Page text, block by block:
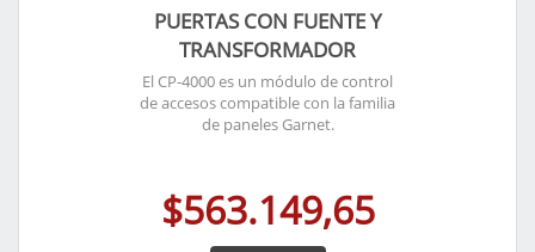
PUERTAS CON FUENTE Y
TRANSFORMADOR
El CP-4000 es un módulo de control
de accesos compatible con la familia
de paneles Garnet.
$563.149,65